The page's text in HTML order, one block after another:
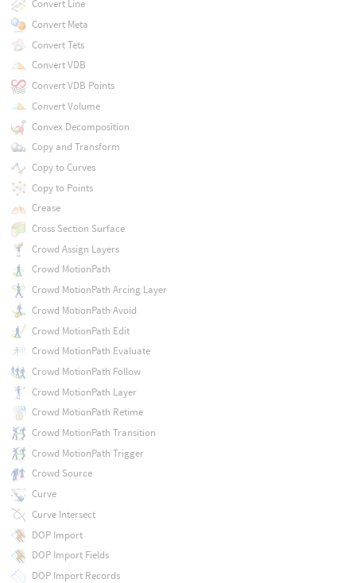
Convert Line
Convert Meta
Convert Tets
Convert VDB
Convert VDB Points
Convert Volume
Convex Decomposition
Copy and Transform
Copy to Curves
Copy to Points
Crease
Cross Section Surface
Crowd Assign Layers
Crowd MotionPath
Crowd MotionPath Arcing Layer
Crowd MotionPath Avoid
Crowd MotionPath Edit
Crowd MotionPath Evaluate
Crowd MotionPath Follow
Crowd MotionPath Layer
Crowd MotionPath Retime
Crowd MotionPath Transition
Crowd MotionPath Trigger
Crowd Source
Curve
Curve Intersect
DOP Import
DOP Import Fields
DOP Import Records